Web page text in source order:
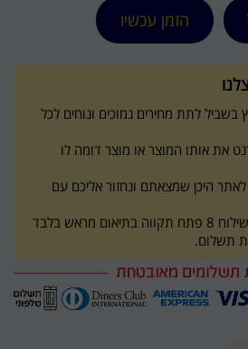
הזמן עכשיו
לתת מחירים נמוכים ונוחים לכל
את אותו המוצר או מוצר דומה לו
היכן שמצאתם ונחזור אליכם עם
איסוף עצמי מכתובת השילוח 8 פתח תקווה בתיאום מראש בלבד
תשלום.